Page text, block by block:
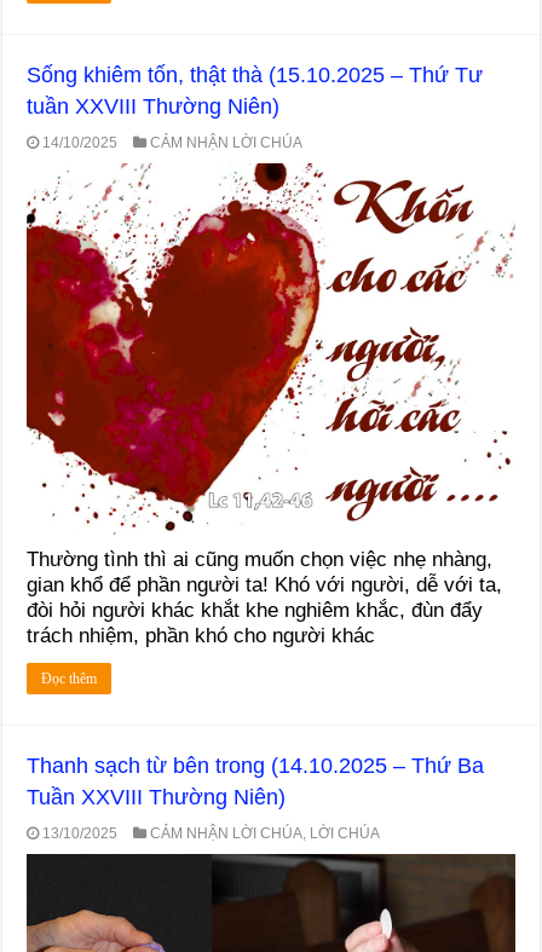
Sống khiêm tốn, thật thà (15.10.2025 – Thứ Tư
tuần XXVIII Thường Niên)
14/10/2025 CẢM NHẬN LỜI CHÚA
Thường tình thì ai cũng muốn chọn việc nhẹ nhàng,
gian khổ để phần người ta! Khó với người, dễ với ta,
đòi hỏi người khác khắt khe nghiêm khắc, đùn đẩy
trách nhiệm, phần khó cho người khác
Đọc thêm
Thanh sạch từ bên trong (14.10.2025 – Thứ Ba
Tuần XXVIII Thường Niên)
13/10/2025 CẢM NHẬN LỜI CHÚA LỜI CHÚA